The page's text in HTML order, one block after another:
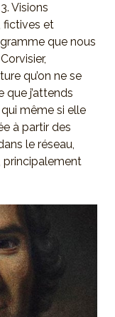
Visions
fictives et
que nous
qu’on ne se
que j’attends
même si elle
à partir des
le réseau,
principalement